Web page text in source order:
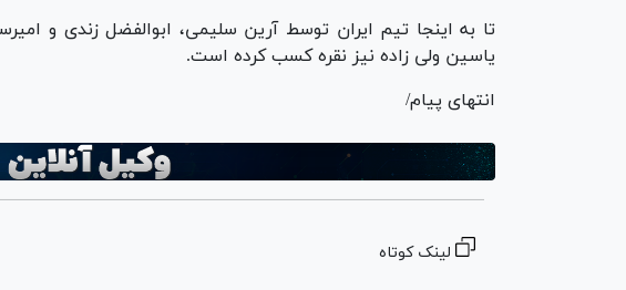
تا به اینجا تیم ایران توسط آرین سلیمی، ابوالفضل زندی و
یاسین ولی زاده نیز نقره کسب کرده است.
انتهای پیام/
لینک کوتاه